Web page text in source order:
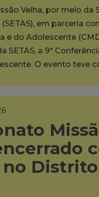
Velha, por meio da
em parceria
e do Adolescente
SETAS, a 9ª
O evento teve
Distrito